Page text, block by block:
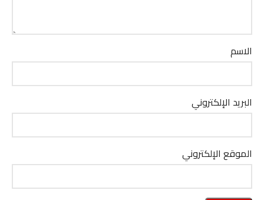
الاسم
البريد الإلكتروني
الموقع الإلكتروني